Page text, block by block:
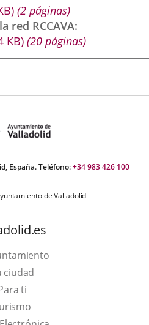
) (2 páginas)
red RCCAVA
KB) (20 páginas)
España. Teléfono:+34 983 426 100
de Valladolid
ciudad
ti
This